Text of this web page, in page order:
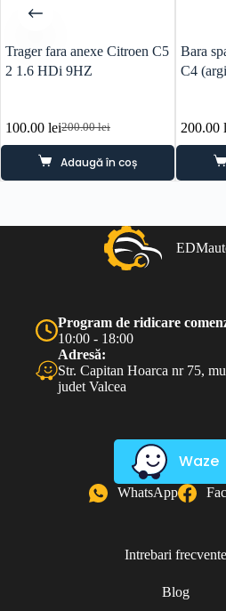
Trager fara anexe Citroen C5
2 1.6 HDi 9HZ
200.00lei
Prețul
inițial
a
fost:
100.00 leiPrețul
curent
este:
100.00 lei.
Adaugă în coș
Bara
C4
200.00
Program de ridicare
10:00 - 18:00
Adresă:
Str. Capitan Hoarca nr 75,
judet Valcea
Waze
WhatsApp
Intrebari frecvente
Blog